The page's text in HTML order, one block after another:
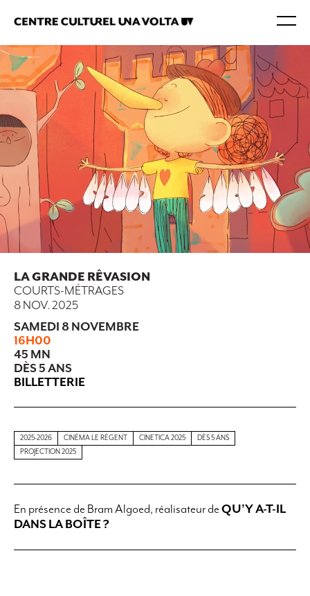
LA GRANDE RÊVASION
COURTS-MÉTRAGES
8 NOV. 2025
SAMEDI 8 NOVEMBRE
16H00
45 MN
DÈS 5 ANS
BILLETTERIE
2025-2026 CINÉMA LE RÉGENT CINETICA 2025
DÈS 5 ANS
PROJECTION 2025
En présence de Bram Algoed, réalisateur de QU’Y A-T-IL
DANS LA BOÎTE ?